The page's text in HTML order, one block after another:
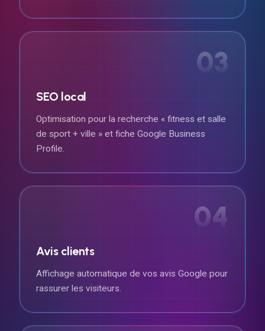
03
SEO local
Optimisation pour la recherche « fitness et salle
de sport + ville » et fiche Google Business
Profile.
04
Avis clients
Affichage automatique de vos avis Google pour
rassurer les visiteurs.